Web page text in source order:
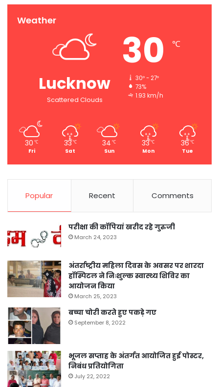
Weather
Lucknow
Scattered Clouds
30 ℃
30º - 27º
73%
1.93 km/h
30 ℃
Fri
33 ℃
Sat
34 ℃
Sun
33℃
Mon
36 ℃
Tue
Popular Recent Comments
परीक्षा की कॉपियां खरीद रहे गुरुजी
March 24, 2023
अंतर्राष्ट्रीय महिला दिवस के अवसर पर शारदा
हॉस्पिटल ने निःशुल्क स्वास्थ्य शिविर का
आयोजन किया
March 25, 2023
बच्चा चोरी करते हुए पकड़े गए
September 8, 2022
भूजल सप्ताह के अंतर्गत आयोजित हुई पोस्टर,
निबंध प्रतियोगिता
July 22, 2022